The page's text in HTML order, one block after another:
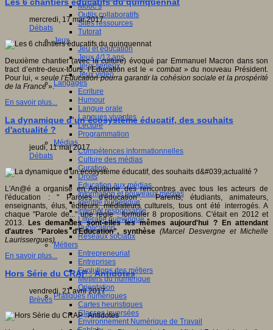
Mooc’s
Outils collaboratifs
Sites ressources
Tutorat
Jeux
Jeu et éducation
Jeux 4/12 ans
Jeux sérieux
Jeux vidéo
Langages
Ecriture
Humour
Langue orale
Langues vivantes
Lecture
Programmation
Médias
Compétences informationnelles
Culture des médias
Curation
Droits
Education aux médias
Information et nouveaux médias
Identité numérique
Internet responsable
Littératie numérique
Publication
Réseaux sociaux
Métiers
Entrepreneuriat
Entreprises
Evolutions des métiers
Métiers du numérique
Orientation
Pratiques numériques
Cartes heuristiques
Classes inversées
Environnement Numérique de Travail
Les 6 chantiers éducatifs du quinquennat
mercredi, 17 mai 2017
Débats
Deuxième chantier (avec la culture) évoqué par Emmanuel Macron dans son
tract d’entre-deux-tours, l’Education est le « combat » du nouveau Président.
Pour lui, « seule l’Education pourra garantir la cohésion sociale et la prospérité
de la France».
En savoir plus...
La dynamique d’un écosystème éducatif, des souhaits
d'actualité ?
jeudi, 11 mai 2017
Débats
L'An@é a organisé en Aquitaine des rencontres avec tous les acteurs de
l'éducation : " Paroles d'éducation". Parents, étudiants, animateurs,
enseignants, élus, éditeurs, médiateurs culturels, tous ont été interrogés. A
chaque "Parole de..." une règle : formuler 8 propositions. C'était en 2012 et
2013.
Les demandes sont-elles les mêmes aujourd'hui ? En attendant
d'autres "Paroles d'Education", synthèse (Marcel Desvergne et Michelle
Laurissergues).
En savoir plus...
Hors Série du CRAP : Antidotes
vendredi, 21 avril 2017
Brèves